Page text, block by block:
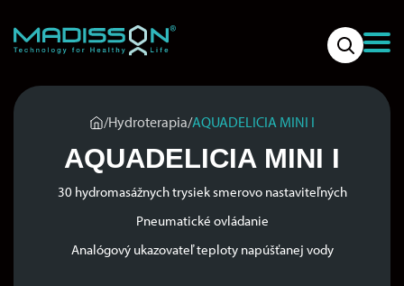
/Hydroterapia/AQUADELICIA MINI I
AQUADELICIA MINI I
30 hydromasážnych trysiek smerovo nastaviteľných
Pneumatické ovládanie
Analógový ukazovateľ teploty napúšťanej vody